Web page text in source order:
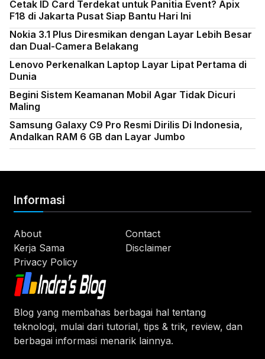
Cetak ID Card Terdekat untuk Panitia Event? Apix
F18 di Jakarta Pusat Siap Bantu Hari Ini
Nokia 3.1 Plus Diresmikan dengan Layar Lebih Besar
dan Dual-Camera Belakang
Lenovo Perkenalkan Laptop Layar Lipat Pertama di
Dunia
Begini Sistem Keamanan Mobil Agar Tidak Dicuri
Maling
Samsung Galaxy C9 Pro Resmi Dirilis Di Indonesia,
Andalkan RAM 6 GB dan Layar Jumbo
Blog yang membahas berbagai hal tentang
teknologi, mulai dari tutorial, tips & trik, review, dan
berbagai informasi menarik lainnya.
Informasi
About
Contact
Kerja Sama
Disclaimer
Privacy Policy